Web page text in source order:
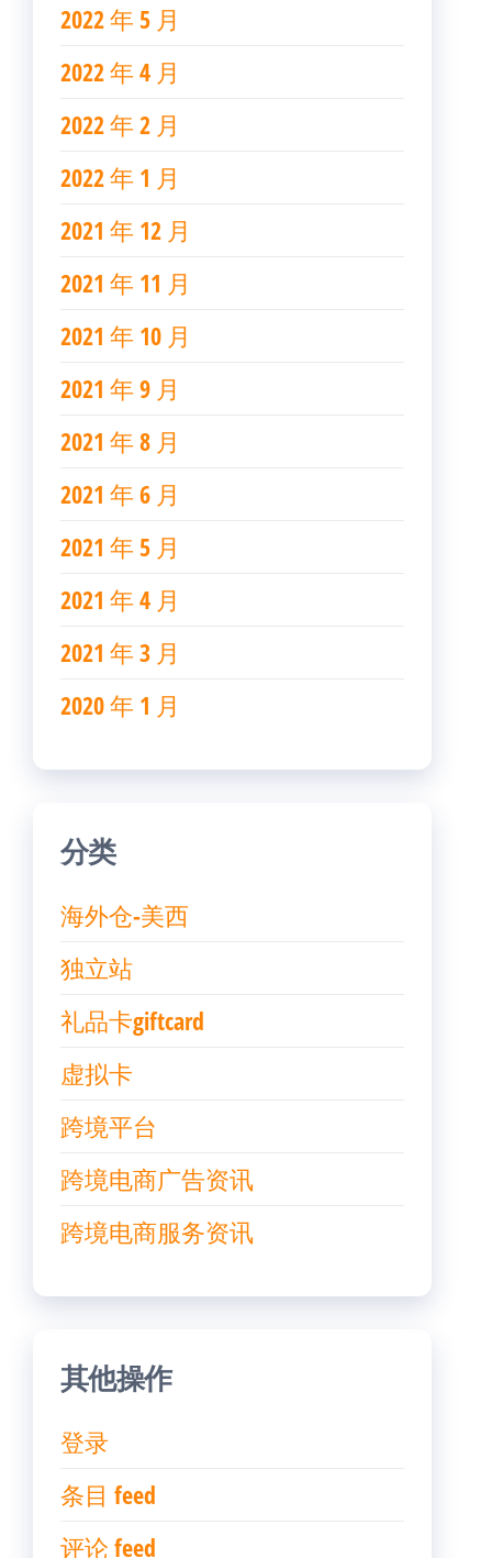
2022 年 5 月
2022 年 4 月
2022 年 2 月
2022 年 1 月
2021 年 12 月
2021 年 11 月
2021 年 10 月
2021 年 9 月
2021 年 8 月
2021 年 6 月
2021 年 5 月
2021 年 4 月
2021 年 3 月
2020 年 1 月
分类
海外仓-美西
独立站
礼品卡giftcard
虚拟卡
跨境平台
跨境电商广告资讯
跨境电商服务资讯
其他操作
登录
条目 feed
评论 feed